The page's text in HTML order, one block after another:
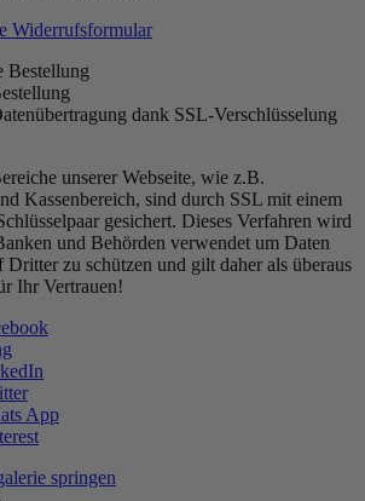
Widerrufsformular
dank SSL-Verschlüsselung
unserer Webseite, wie z.B.
Kassenbereich, sind durch SSL mit einem
gesichert. Dieses Verfahren wird
und Behörden verwendet um Daten
zu schützen und gilt daher als überaus
Ihr Vertrauen!
springen